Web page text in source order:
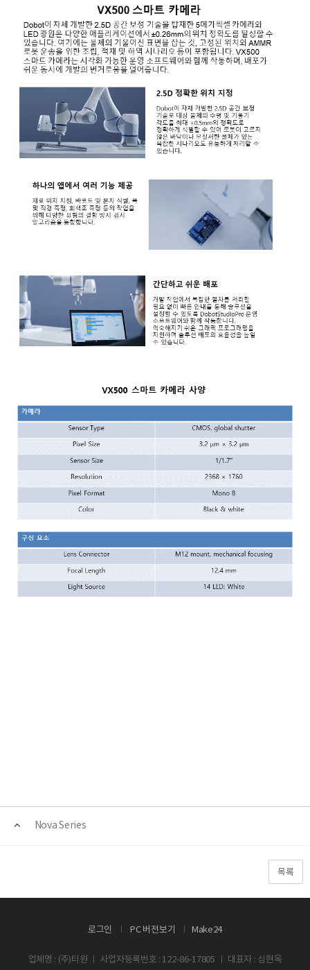
Nova Series
목록
로그인 PC 버전보기 Make24
업체명 : (주)티원 ㅣ 사업자등록번호 : 122-86-17805 ㅣ 대표자 : 심현옥